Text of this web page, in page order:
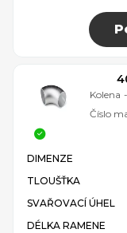
Kolena -
Číslo
DIMENZE
TLOUŠŤKA
SVAŘOVACÍ ÚHEL
DÉLKA RAMENE